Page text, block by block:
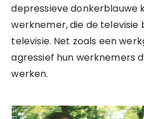
depressieve donkerblauwe
werknemer, die de televisie
televisie. Net zoals een
agressief hun werknemers
werken.